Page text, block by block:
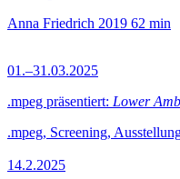
Anna Friedrich 2019 62 min
01.–31.03.2025
.mpeg präsentiert: Lower
.mpeg, Screening,
14.2.2025